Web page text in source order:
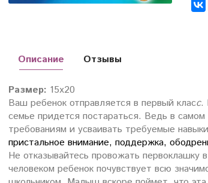
Описание
Размер: 15х20
Ваш ребенок отправляется в первый класс.
семье придется постараться. Ведь в
требованиям и усваивать требуемые
пристальное внимание, поддержка,
Не отказывайтесь провожать
человеком ребенок почувствует всю
Отзывы